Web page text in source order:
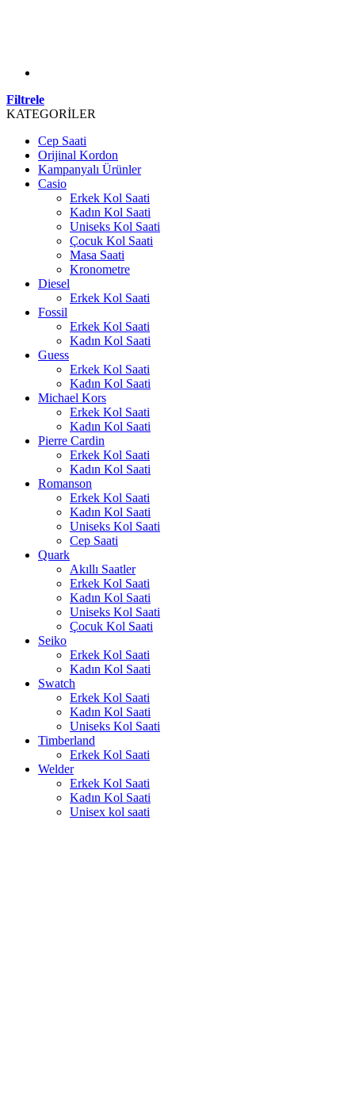
Filtrele
KATEGORİLER
Cep Saati
Orijinal Kordon
Kampanyalı Ürünler
Casio
Erkek Kol Saati
Kadın Kol Saati
Uniseks Kol Saati
Çocuk Kol Saati
Masa Saati
Kronometre
Diesel
Erkek Kol Saati
Fossil
Erkek Kol Saati
Kadın Kol Saati
Guess
Erkek Kol Saati
Kadın Kol Saati
Michael Kors
Erkek Kol Saati
Kadın Kol Saati
Pierre Cardin
Erkek Kol Saati
Kadın Kol Saati
Romanson
Erkek Kol Saati
Kadın Kol Saati
Uniseks Kol Saati
Cep Saati
Quark
Akıllı Saatler
Erkek Kol Saati
Kadın Kol Saati
Uniseks Kol Saati
Çocuk Kol Saati
Seiko
Erkek Kol Saati
Kadın Kol Saati
Swatch
Erkek Kol Saati
Kadın Kol Saati
Uniseks Kol Saati
Timberland
Erkek Kol Saati
Welder
Erkek Kol Saati
Kadın Kol Saati
Unisex kol saati